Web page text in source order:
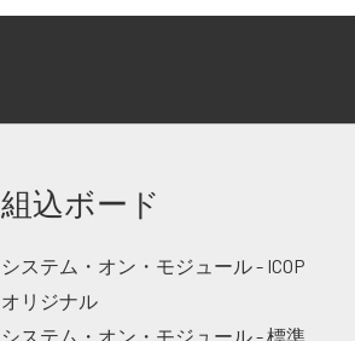
組込ボード
システム・オン・モジュール - ICOP
オリジナル
システム・オン・モジュール - 標準